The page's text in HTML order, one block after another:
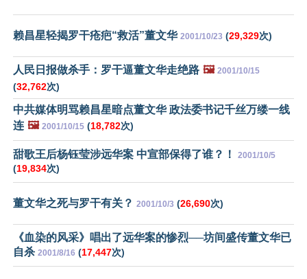
赖昌星轻揭罗干疮疤“救活”董文华 2001/10/23 (29,329次)
人民日报做杀手：罗干逼董文华走绝路 🖼️ 2001/10/15
(32,762次)
中共媒体明骂赖昌星暗点董文华 政法委书记千丝万缕一线
连 🖼️ 2001/10/15 (18,782次)
甜歌王后杨钰莹涉远华案 中宣部保得了谁？！ 2001/10/5
(19,834次)
董文华之死与罗干有关？ 2001/10/3 (26,690次)
《血染的风采》唱出了远华案的惨烈──坊间盛传董文华已
自杀 2001/8/16 (17,447次)